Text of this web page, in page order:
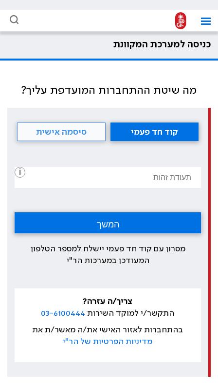
כניסה למערכת המקוונת
מה שיטת ההתחברות המועדפת עליך?
קוד חד פעמי סיסמה אישית
i
מסרון עם קוד חד פעמי יישלח למספר הטלפון
המעודכן במערכות הר"י
צריך/ה עזרה?
התקשר/י למוקד השירות 03-6100444
בהתחברות לאזור האישי את/ה מאשר/ת את
מדיניות הפרטיות של הר"י